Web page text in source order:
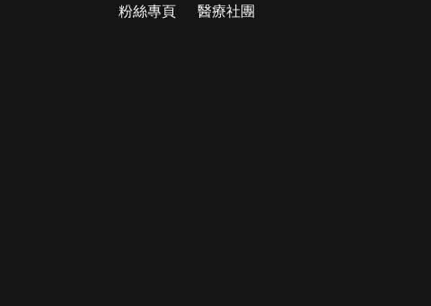
粉絲專頁 醫療社團